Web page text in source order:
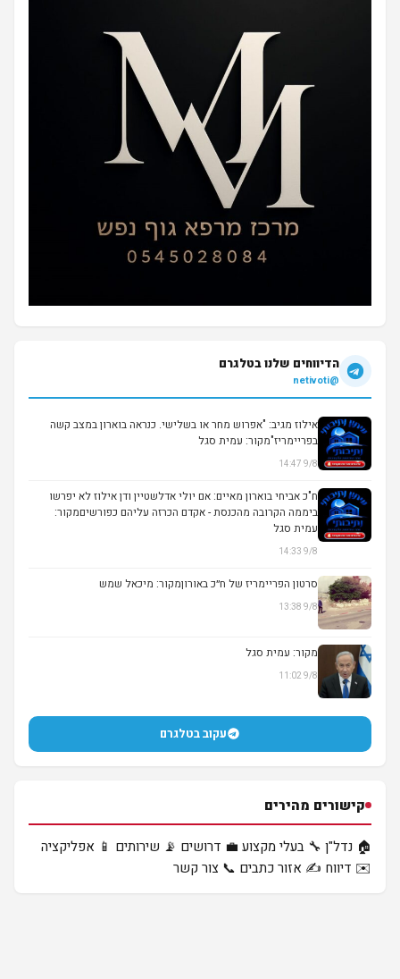
הדיווחים שלנו בטלגרם
@netivoti
אילוז מגיב: "אפרוש מחר או בשלישי. כנראה בוארון במצב קשה
בפריימריז"מקור: עמית סגל
9/8 14:47
ח"כ אביחי בוארון מאיים: אם יולי אדלשטיין ודן אילוז לא יפרשו
ביממה הקרובה מהכנסת - אקדם הכרזה עליהם כפורשיםמקור:
עמית סגל
9/8 14:33
▶
סרטון הפריימריז של ח״כ באורוןמקור: מיכאל שמש
9/8 13:38
מקור: עמית סגל
9/8 11:02
עקוב בטלגרם
קישורים מהירים
🏠 נדל"ן 🔧 בעלי מקצוע 💼 דרושים 📡 שירותים 📱 אפליקציה
✉️ דיווח ✍️ אזור כתבים 📞 צור קשר